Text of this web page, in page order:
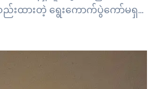
းထားတဲ့ ရွေးကောက်ပွဲကော်မရှင်